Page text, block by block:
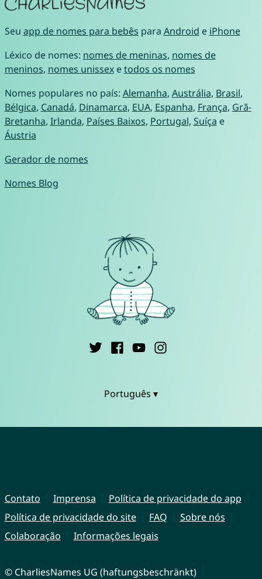
Seu app de nomes para bebês para Android e iPhone
Léxico de nomes: nomes de meninas, nomes de
meninos, nomes unissexetodos os nomes
Nomes populares no país: Alemanha, Austrália, Brasil,
Bélgica, Canadá, Dinamarca, EUA, Espanha, França, Grã-
Bretanha, Irlanda, Países Baixos, Portugal, Suíça e
Áustria
Gerador de nomes
Nomes Blog
Português ▾
Contato Imprensa
Política de privacidade do app
Política de privacidade do site
FAQ
Sobre nós
Colaboração
Informações legais
© CharliesNames UG (haftungsbeschränkt)